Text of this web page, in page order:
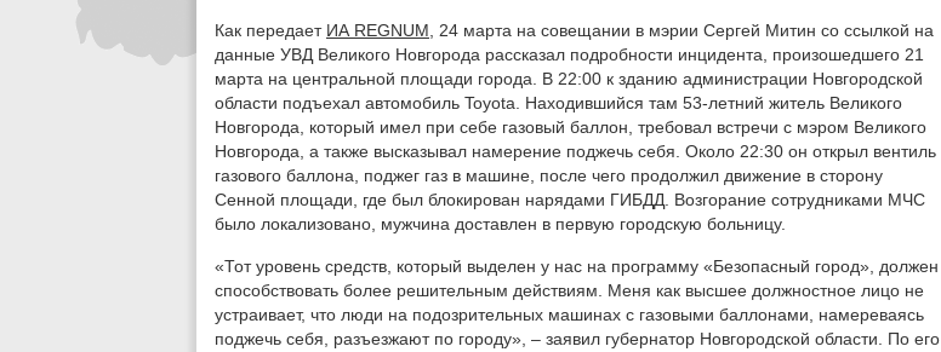
Как передает ИА REGNUM , 24 марта на совещании в мэрии Сергей Митин со ссылкой на
данные УВД Великого Новгорода рассказал подробности инцидента, произошедшего 21
марта на центральной площади города. В 22:00 к зданию администрации Новгородской
области подъехал автомобиль Toyota. Находившийся там 53-летний житель Великого
Новгорода, который имел при себе газовый баллон, требовал встречи с мэром Великого
Новгорода, а также высказывал намерение поджечь себя. Около 22:30 он открыл вентиль
газового баллона, поджег газ в машине, после чего продолжил движение в сторону
Сенной площади, где был блокирован нарядами ГИБДД. Возгорание сотрудниками МЧС
было локализовано, мужчина доставлен в первую городскую больницу.
«Тот уровень средств, который выделен у нас на программу «Безопасный город», должен
способствовать более решительным действиям. Меня как высшее должностное лицо не
устраивает, что люди на подозрительных машинах с газовыми баллонами, намереваясь
поджечь себя, разъезжают по городу», – заявил губернатор Новгородской области. По его